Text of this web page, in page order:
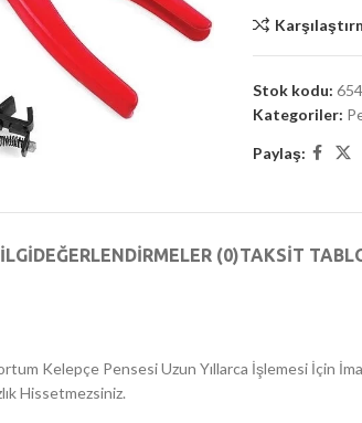
Stok kodu:
Kategoriler:
Paylaş:
DEĞERLENDIRMELER (0)TAKSIT
Kelepçe Pensesi Uzun Yıllarca İşlemesi İçin
Hissetmezsiniz.